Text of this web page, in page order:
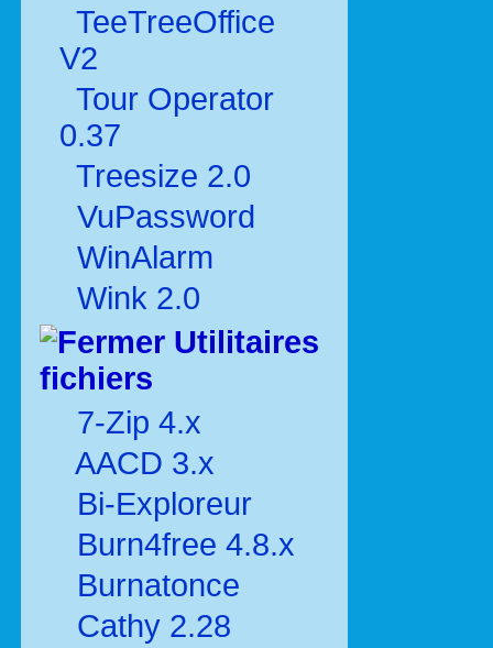
TeeTreeOffice
V2
Tour Operator
0.37
Treesize 2.0
VuPassword
WinAlarm
Wink 2.0
Utilitaires
fichiers
7-Zip 4.x
AACD 3.x
Bi-Exploreur
Burn4free 4.8.x
Burnatonce
Cathy 2.28